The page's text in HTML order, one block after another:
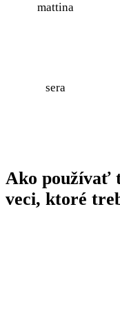
mattina
sera
Ako používať
veci, ktoré